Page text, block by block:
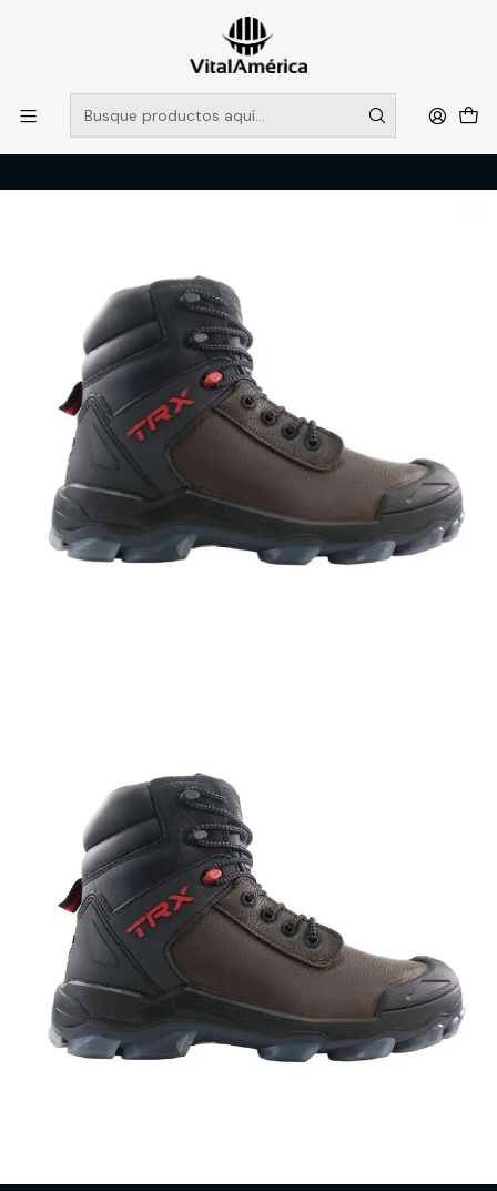
POR SISTEMA FRONTAL SOLO RETIROS EN TIENDA, DESDE
MUCHAS GRACIAS +569 5956 2237
Leer más
CALZADO
ZAPATOS DE SEGURIDAD
Bota TRX ED 704 MEDIUM 45